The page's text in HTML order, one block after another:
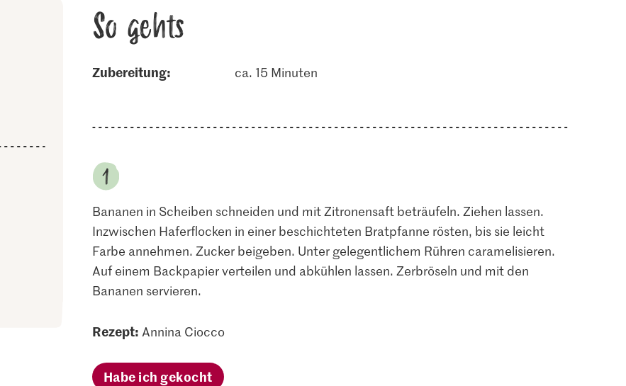
So gehts
Zubereitung: ca. 15 Minuten
Bananen in Scheiben schneiden und mit Zitronensaft beträufeln. Ziehen lassen.
Inzwischen Haferflocken in einer beschichteten Bratpfanne rösten, bis sie leicht
Farbe annehmen. Zucker beigeben. Unter gelegentlichem Rühren caramelisieren.
Auf einem Backpapier verteilen und abkühlen lassen. Zerbröseln und mit den
Bananen servieren.
Rezept: Annina Ciocco
Habe ich gekocht